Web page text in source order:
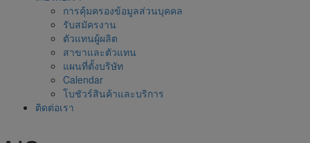
การคุ้มครองข้อมูลส่วนบุคคล
รับสมัครงาน
ตัวแทนผู้ผลิต
สาขาและตัวแทน
แผนที่ตั้งบริษัท
Calendar
โบชัวร์สินค้าและบริการ
ติดต่อเรา